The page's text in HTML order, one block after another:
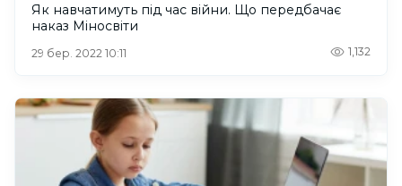
Як навчатимуть під час війни. Що передбачає
наказ Міносвіти
29 бер. 2022 10:11 1,132